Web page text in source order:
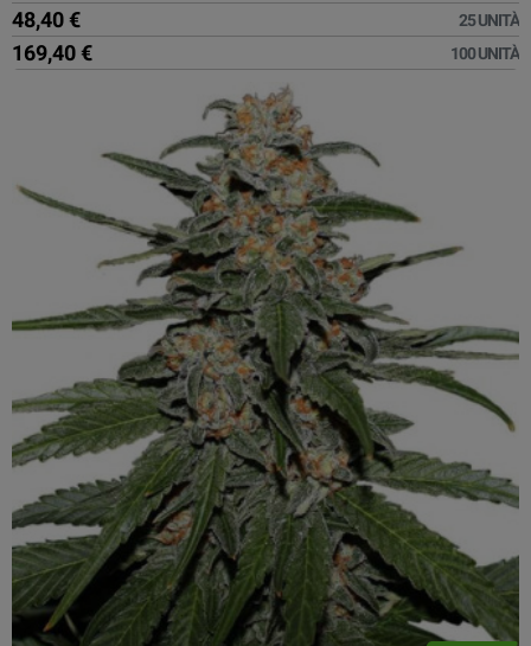
48,40 € 25 UNITÀ
169,40 € 100 UNITÀ